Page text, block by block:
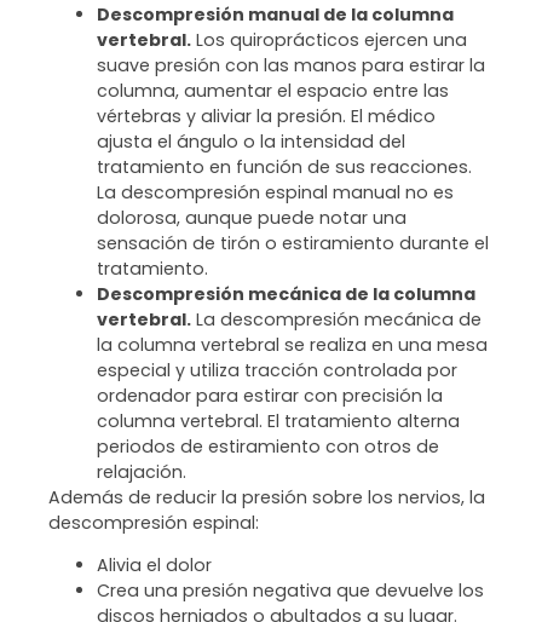
Descompresión manual de la columna
vertebral. Los quiroprácticos ejercen una
suave presión con las manos para estirar la
columna, aumentar el espacio entre las
vértebras y aliviar la presión. El médico
ajusta el ángulo o la intensidad del
tratamiento en función de sus reacciones.
La descompresión espinal manual no es
dolorosa, aunque puede notar una
sensación de tirón o estiramiento durante el
tratamiento.
Descompresión mecánica de la columna
vertebral. La descompresión mecánica de
la columna vertebral se realiza en una mesa
especial y utiliza tracción controlada por
ordenador para estirar con precisión la
columna vertebral. El tratamiento alterna
periodos de estiramiento con otros de
relajación.
Además de reducir la presión sobre los nervios, la
descompresión espinal:
Alivia el dolor
Crea una presión negativa que devuelve los
discos herniados o abultados a su lugar.